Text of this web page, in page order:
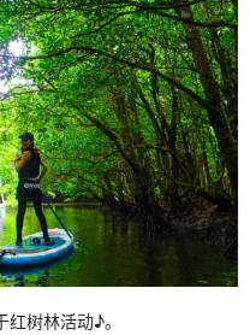
树林活动♪。